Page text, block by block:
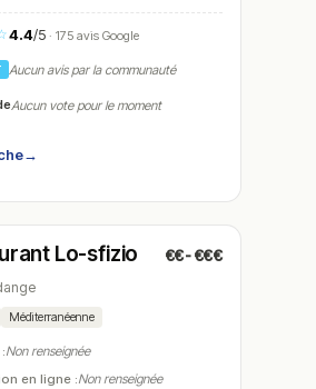
4.4/5 · 175 avis Google
Aucun avis par la communauté
Aucun vote pour le moment
→
(12:00 – 14:00, 18:00 – 22:00)
Lo-sfizio €€-€€€
Méditerranéenne
Non renseignée
en ligne :Non renseignée